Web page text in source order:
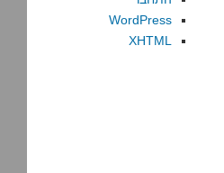
WordPress
XHTML